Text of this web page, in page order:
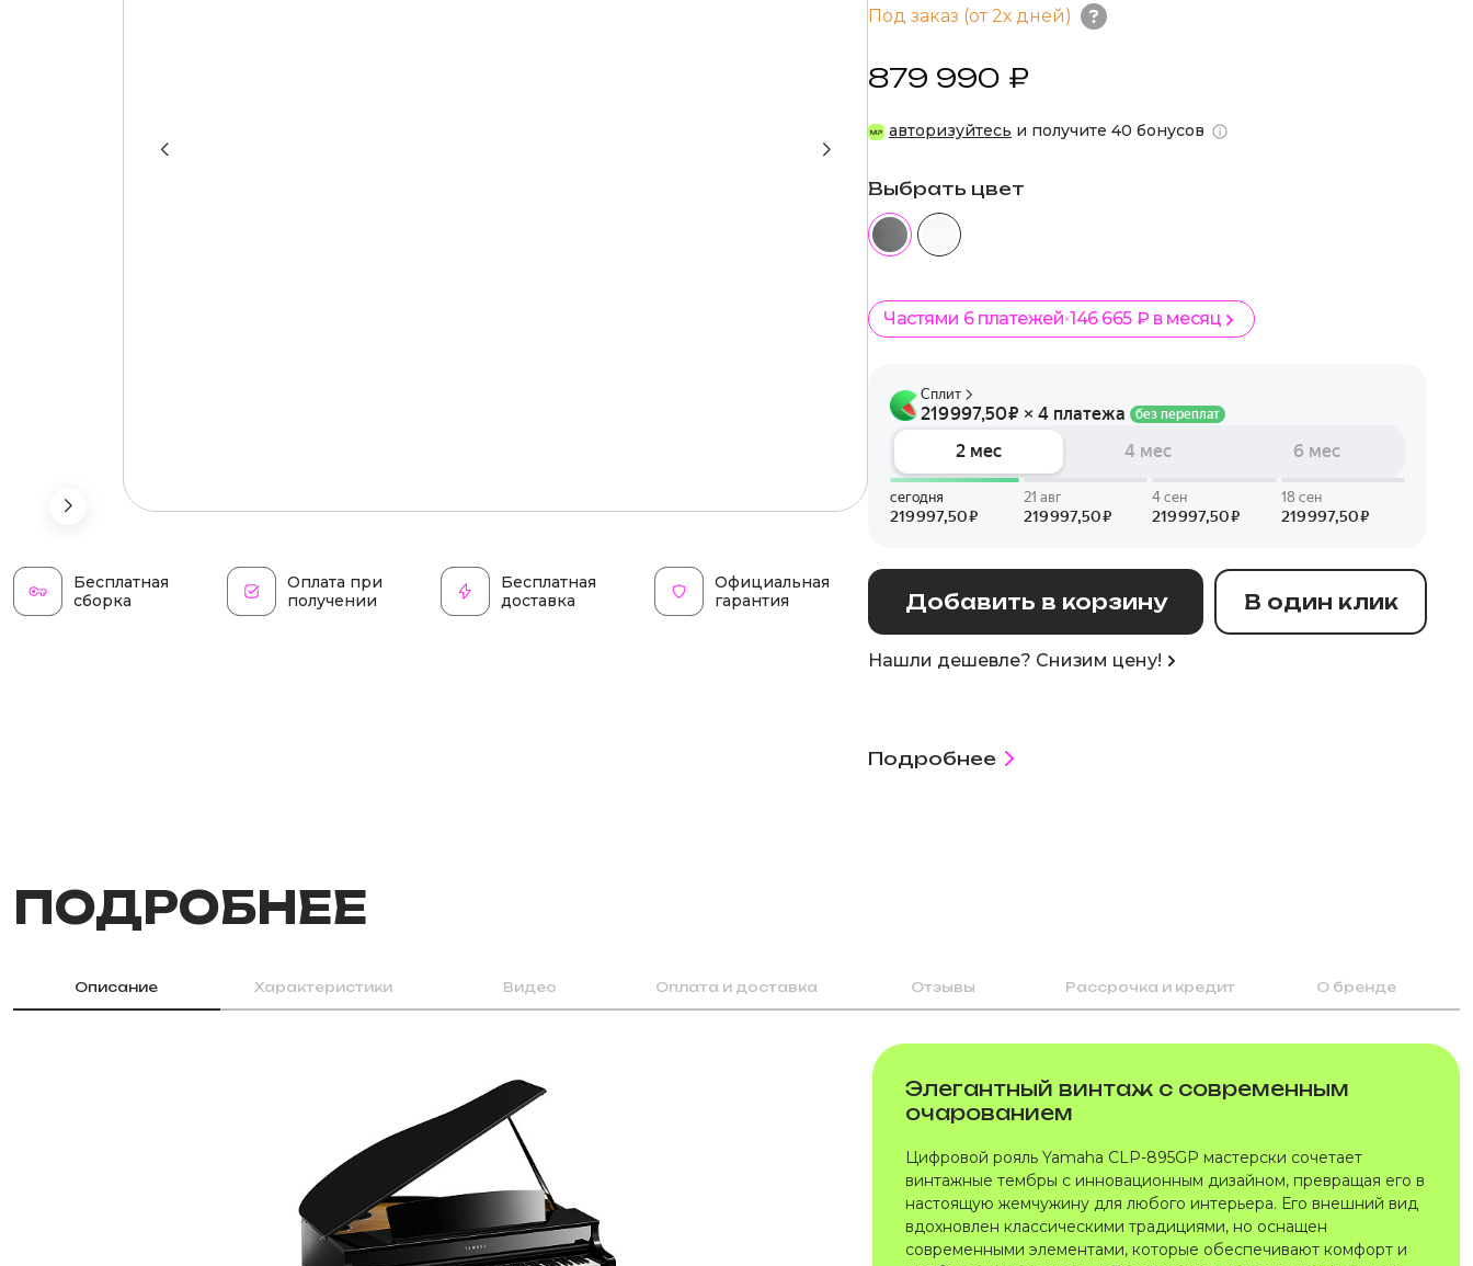
Бесплатная
сборка
Оплата при
получении
Бесплатная
доставка
Официальная
гарантия
Под заказ (от 2х дней)
879 990 ₽
авторизуйтесь и получите 40 бонусов
Выбрать цвет
Частями 6 платежей 146 665 ₽ в месяц
Добавить в корзину В один клик
Нашли дешевле? Снизим цену!
Подробнее
ПОДРОБНЕЕ
Описание Характеристики Видео Оплата и доставка Отзывы Рассрочка и кредит О бренде
Элегантный винтаж с современным
очарованием
Цифровой рояль Yamaha CLP-895GP мастерски сочетает
винтажные тембры с инновационным дизайном, превращая его в
настоящую жемчужину для любого интерьера. Его внешний вид
вдохновлен классическими традициями, но оснащен
современными элементами, которые обеспечивают комфорт и